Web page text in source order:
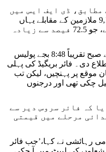
ڈی ایف ایس میں
ملازمین کی شدید کمی ہے – 9,123 ملازمین کے مقابلے یہاں
6,600 سے زائد ملازمین کی کمی ہے، جو 72.5 فیصد سے زیادہ
افسران نے بتایا کہ مقامی لوگوں نے صبح تقریباً 8:48 بجے پولیس
دی۔ فائر بریگیڈ کی پہلی
سے 9:15 کے درمیان موقع پر پہنچیں، لیکن تب
چکی تھی اور درجنوں
کہ فائر سروس دیر سے
مرحلے میں قیمتی
رہائشی نے کہا،’جب فائر